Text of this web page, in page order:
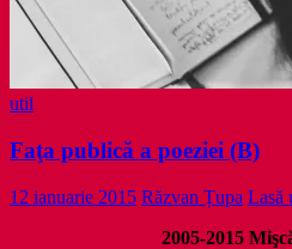
util
Faţa publică a poeziei (B)
12 ianuarie 2015 Răzvan Țupa Lasă
2005-2015